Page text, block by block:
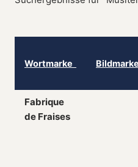
Wortmarke Bildmarke
Fabrique
de Fraises